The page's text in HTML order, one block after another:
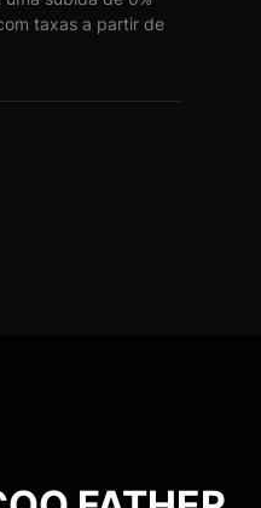
taxas a partir de